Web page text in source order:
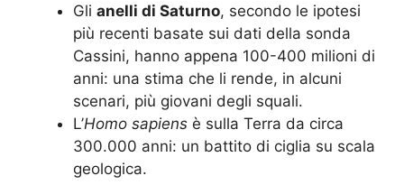
Gli anelli di Saturno, secondo le ipotesi
più recenti basate sui dati della sonda
Cassini, hanno appena 100-400 milioni di
anni: una stima che li rende, in alcuni
scenari, più giovani degli squali.
L’Homo sapiens è sulla Terra da circa
300.000 anni: un battito di ciglia su scala
geologica.